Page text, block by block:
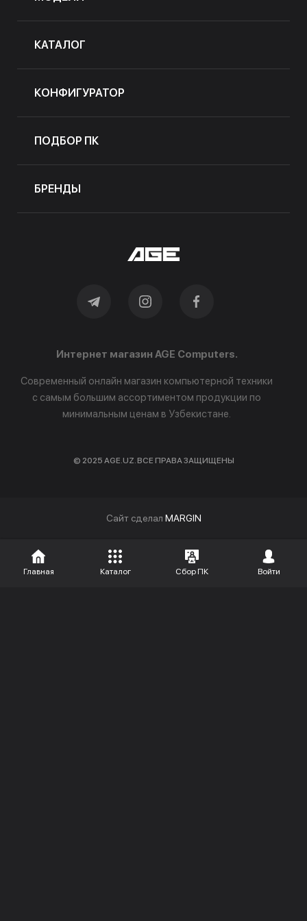
КАТАЛОГ
КОНФИГУРАТОР
ПОДБОР ПК
БРЕНДЫ
Интернет магазин AGE Computers.
Современный онлайн магазин компьютерной техники
с самым большим ассортиментом продукции по
минимальным ценам в Узбекистане.
© 2025 AGE.UZ. ВСЕ ПРАВА ЗАЩИЩЕНЫ
Cайт сделал MARGIN
Главная Каталог Сбор ПК Войти